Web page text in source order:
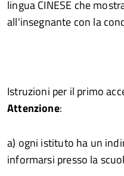
lingua CINESE che
all'insegnante con la
Istruzioni per il primo
Attenzione:
a) ogni istituto ha un
informarsi presso la